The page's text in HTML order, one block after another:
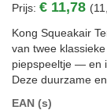
Prijs: € 11,78
Kong Squeakair
van twee
piepspeeltje — en
Deze duurzame en
EAN (s)